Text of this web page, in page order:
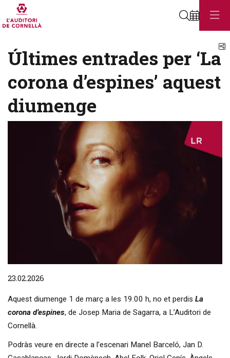
Cerca
Últimes entrades per ‘La
corona d’espines’ aquest
diumenge
23.02.2026
Aquest diumenge 1 de març a les 19.00 h, no et perdisLa
corona d’espines, de Josep Maria de Sagarra, a L’Auditori de
Cornellà.
Podràs veure en directe a l’escenari Manel Barceló, Jan D.